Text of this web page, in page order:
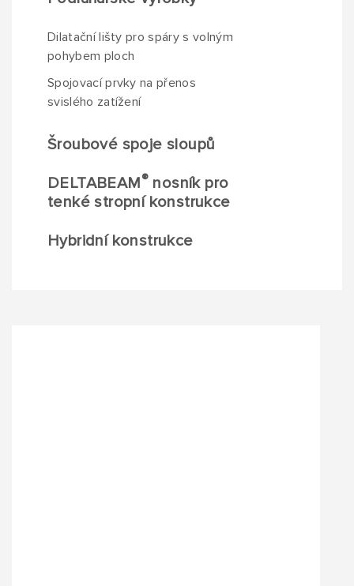
Dilatační lišty pro spáry s volným
pohybem ploch
Spojovací prvky na přenos
svislého zatížení
Šroubové spoje sloupů
DELTABEAM® nosník pro
tenké stropní konstrukce
Hybridní konstrukce